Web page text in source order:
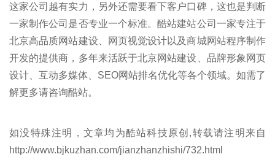
这家公司越有实力，另外还需要看下客户口碑，这也是判断
一家制作公司是否专业一个标准。酷站建站公司一家专注于
北京高品质网站建设、网页视觉设计以及商城网站程序制作
开发的提供商，多年来活跃于北京网站建设、品牌形象网页
设计、互动多媒体、SEO网站排名优化等各个领域。如需了
解更多请咨询酷站。
如没特殊注明，文章均为酷站科技原创,转载请注明来自
http://www.bjkuzhan.com/jianzhanzhishi/732.html